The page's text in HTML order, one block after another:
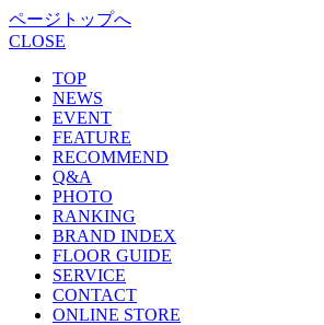
ページトップへ
CLOSE
TOP
NEWS
EVENT
FEATURE
RECOMMEND
Q&A
PHOTO
RANKING
BRAND INDEX
FLOOR GUIDE
SERVICE
CONTACT
ONLINE STORE